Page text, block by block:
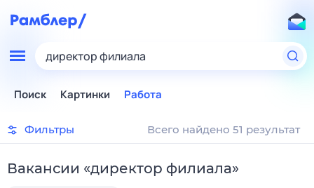
директор филиала
Поиск Картинки Работа
Фильтры Всего найдено 51 результат
Вакансии «директор филиала»